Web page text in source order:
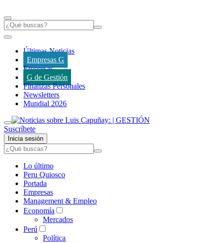
Últimas Noticias
Empresas G
Empresas
G de Gestión
Finanzas Personales
Newsletters
Mundial 2026
Suscríbete
Inicia sesión
Lo último
Peru Quiosco
Portada
Empresas
Management & Empleo
Economía
Mercados
Perú
Política